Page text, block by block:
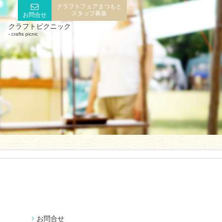
クラフトピクニック
crafts picnic
お問合せ
クラフトフェアまつもと
スタッフ募集
お問合せ